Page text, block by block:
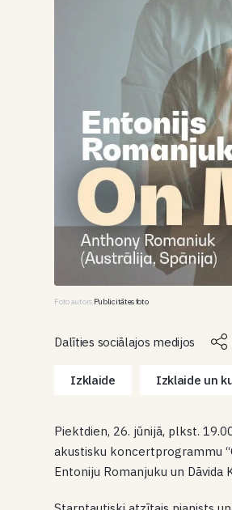
Foto autors Publicitātes foto
Dalīties sociālajos medijos
Izklaide Izklaide un
Piektdien, 26. jūnijā, plkst.
akustisku koncertprogrammu
Entoniju Romanjuku un Dāvida